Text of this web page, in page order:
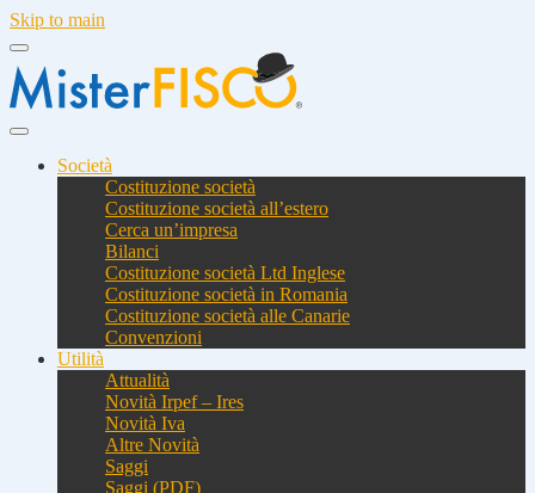
Skip to main
Società
Costituzione società
Costituzione società all’estero
Cerca un’impresa
Bilanci
Costituzione società Ltd Inglese
Costituzione società in Romania
Costituzione società alle Canarie
Convenzioni
Utilità
Attualità
Novità Irpef – Ires
Novità Iva
Altre Novità
Saggi
Saggi (PDF)